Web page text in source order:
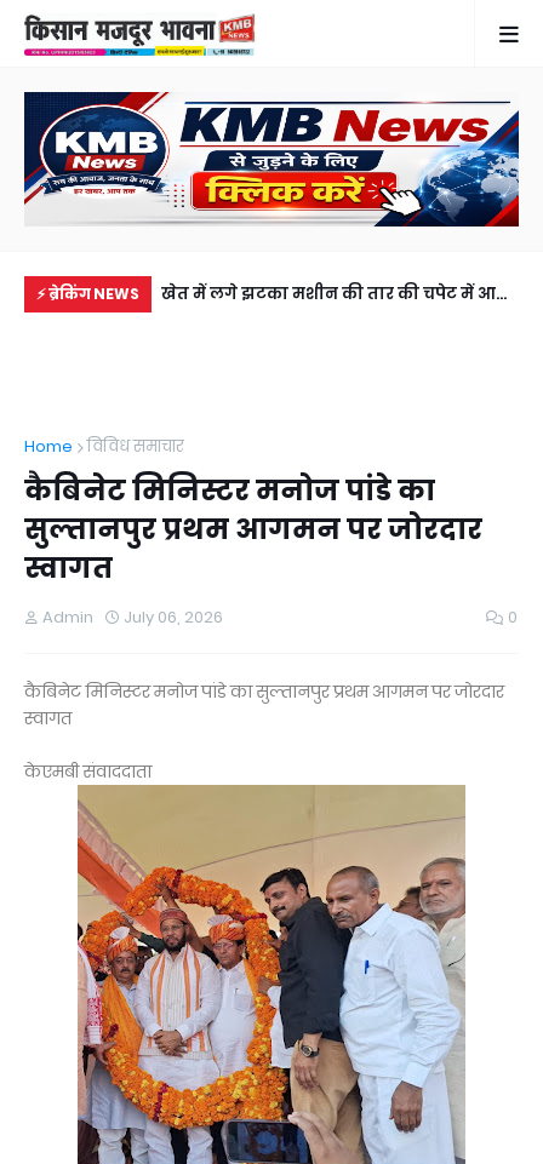
⚡ ब्रेकिंग NEWS
में से नहीं पहुंची एक
खेत में लगे झटका मशीन की तार की चपेट में आने
Home विविध समाचार
कैबिनेट मिनिस्टर मनोज पांडे का
सुल्तानपुर प्रथम आगमन पर जोरदार
स्वागत
Admin July 06, 2026 0
कैबिनेट मिनिस्टर मनोज पांडे का सुल्तानपुर प्रथम आगमन पर जोरदार
स्वागत
केएमबी संवाददाता